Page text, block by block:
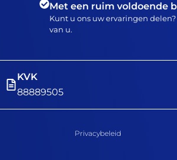
Met een ruim voldoende
Kunt u ons uw ervaringen
van u.
KVK
88889505
Privacybeleid